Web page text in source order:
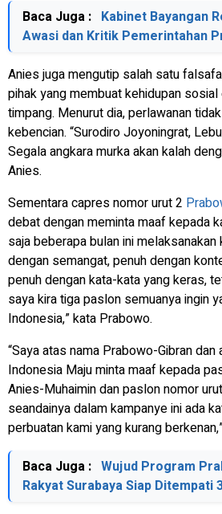
Baca Juga : Kabinet Bayangan
Awasi dan Kritik Pemerintahan
Anies juga mengutip salah satu
pihak yang membuat kehidupan
timpang. Menurut dia, perlawanan
kebencian. “Surodiro Joyoningrat,
Segala angkara murka akan kalah
Anies.
Sementara capres nomor urut 2
debat dengan meminta maaf kepada
saja beberapa bulan ini
dengan semangat, penuh dengan
penuh dengan kata-kata yang keras,
saya kira tiga paslon semuanya ingin
Indonesia,” kata Prabowo.
“Saya atas nama Prabowo-Gibran
Indonesia Maju minta maaf kepada
Anies-Muhaimin dan paslon nomor
seandainya dalam kampanye ini ada
perbuatan kami yang kurang
Baca Juga : Wujud Program
Rakyat Surabaya Siap Ditempati